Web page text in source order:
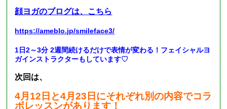
顔ヨガのブログは、こちら
https://ameblo.jp/smileface3/
1日2～3分 2週間続けるだけで表情が変わる！フェイシャルヨ
ガインストラクターもしています♡
次回は、
4月12日と4月23日にそれぞれ別の内容でコラ
ボレッスンがあります！